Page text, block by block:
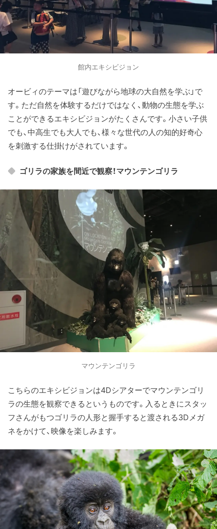
館内エキシビジョン
オービィのテーマは「遊びながら地球の大自然を学ぶ」で
す。ただ自然を体験するだけではなく、動物の生態を学ぶ
ことができるエキシビジョンがたくさんです。小さい子供
でも、中高生でも大人でも、様々な世代の人の知的好奇心
を刺激する仕掛けがされています。
ゴリラの家族を間近で観察！マウンテンゴリラ
マウンテンゴリラ
こちらのエキシビジョンは4Dシアターでマウンテンゴリ
ラの生態を観察できるというものです。入るときにスタッ
フさんがもつゴリラの人形と握手すると渡される3Dメガ
ネをかけて、映像を楽しみます。